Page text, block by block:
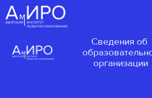
Сведения об
организации